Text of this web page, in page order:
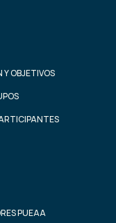
Y OBJETIVOS
PUEAA